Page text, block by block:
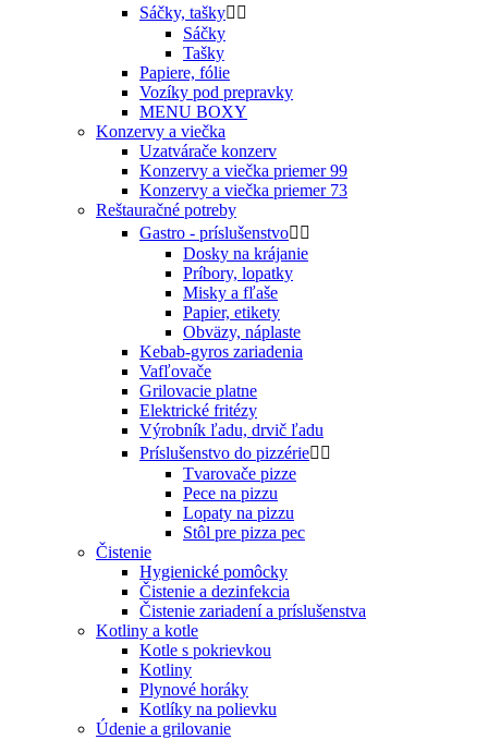
Sáčky, tašky 
Sáčky
Tašky
Papiere, fólie
Vozíky pod prepravky
MENU BOXY
Konzervy a viečka
Uzatvárače konzerv
Konzervy a viečka priemer 99
Konzervy a viečka priemer 73
Reštauračné potreby
Gastro - príslušenstvo 
Dosky na krájanie
Príbory, lopatky
Misky a fľaše
Papier, etikety
Obväzy, náplaste
Kebab-gyros zariadenia
Vafľovače
Grilovacie platne
Elektrické fritézy
Výrobník ľadu, drvič ľadu
Príslušenstvo do pizzérie 
Tvarovače pizze
Pece na pizzu
Lopaty na pizzu
Stôl pre pizza pec
Čistenie
Hygienické pomôcky
Čistenie a dezinfekcia
Čistenie zariadení a príslušenstva
Kotliny a kotle
Kotle s pokrievkou
Kotliny
Plynové horáky
Kotlíky na polievku
Údenie a grilovanie